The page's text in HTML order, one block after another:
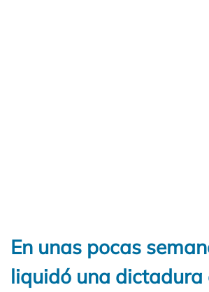
En unas pocas
liquidó una dictadura